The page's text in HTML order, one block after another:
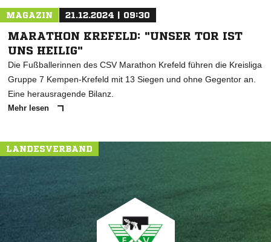
MAGAZIN 21.12.2024 | 09:30
MARATHON KREFELD: "UNSER TOR IST
UNS HEILIG"
Die Fußballerinnen des CSV Marathon Krefeld führen die Kreisliga
Gruppe 7 Kempen-Krefeld mit 13 Siegen und ohne Gegentor an.
Eine herausragende Bilanz.
Mehr lesen
LANDESVERBAND